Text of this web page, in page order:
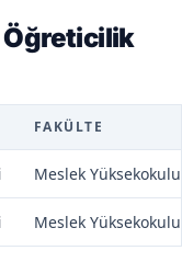
Öğreticilik
FAKÜLTE
Meslek Yüksekokulu
Meslek Yüksekokulu